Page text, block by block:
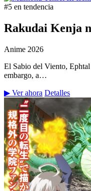
#5 en tendencia
Rakudai Kenja
Anime 2026
El Sabio del Viento, Ephtal
embargo, a…
▶ Ver ahora Detalles